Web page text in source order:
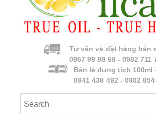
Tư vấn và đặt hàng bán
0967 99 88 68 - 0982 711
Bán lẻ dung tích 100ml
0941 438 492 - 0902